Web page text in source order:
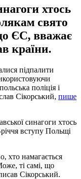
хтось
свято
ЄС, вважає
країни.
підпалити
поліція і
Сікорський, пише
синагоги хтось
вступу Польщі
хто намагається
ті самі, що
Сікорський.